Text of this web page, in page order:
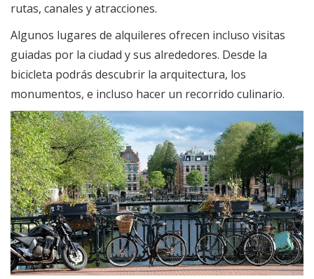
rutas, canales y atracciones.
Algunos lugares de alquileres ofrecen incluso visitas
guiadas por la ciudad y sus alrededores. Desde la
bicicleta podrás descubrir la arquitectura, los
monumentos, e incluso hacer un recorrido culinario.